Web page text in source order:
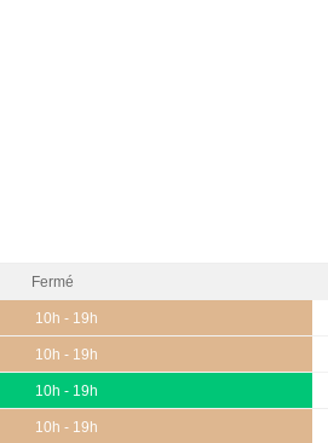
Fermé
10h - 19h
10h - 19h
10h - 19h
10h - 19h